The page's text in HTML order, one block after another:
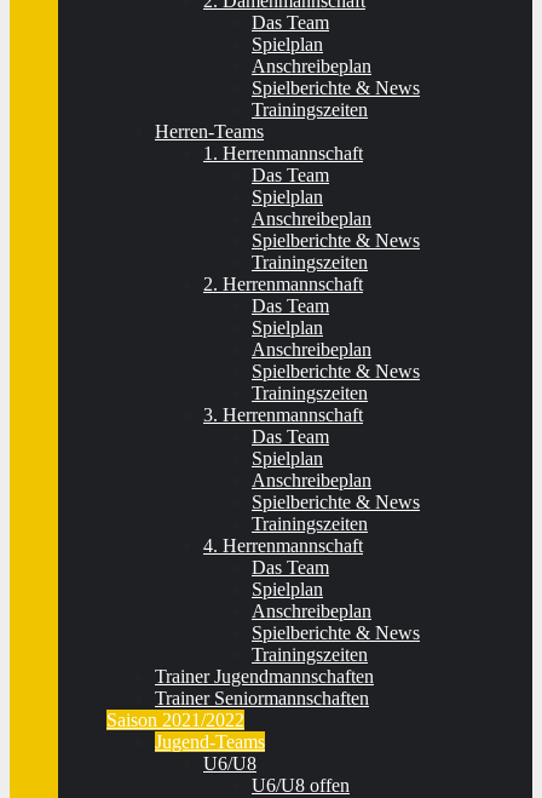
Das Team
Spielplan
Anschreibeplan
Spielberichte & News
Trainingszeiten
Herren-Teams
1. Herrenmannschaft
Das Team
Spielplan
Anschreibeplan
Spielberichte & News
Trainingszeiten
2. Herrenmannschaft
Das Team
Spielplan
Anschreibeplan
Spielberichte & News
Trainingszeiten
3. Herrenmannschaft
Das Team
Spielplan
Anschreibeplan
Spielberichte & News
Trainingszeiten
4. Herrenmannschaft
Das Team
Spielplan
Anschreibeplan
Spielberichte & News
Trainingszeiten
Trainer Jugendmannschaften
Trainer Seniormannschaften
Saison 2021/2022
Jugend-Teams
U6/U8
U6/U8 offen